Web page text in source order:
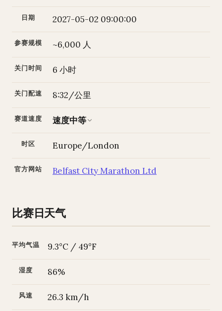
日期 2027-05-02 09:00:00
参赛规模 ~6,000 人
关门时间 6 小时
关门配速 8:32/公里
赛道速度 速度中等
时区 Europe/London
官方网站 Belfast City Marathon Ltd
比赛日天气
平均气温 9.3°C / 49°F
湿度 86%
风速 26.3 km/h